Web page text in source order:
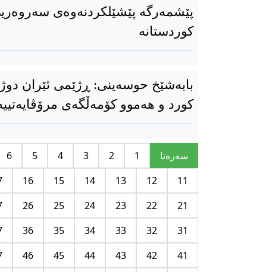
پێشمه‌رگه‌ پێشێلکردنەوەی
کوردستانە
بابەشێخ حوسەینی: ڕژێمی ئێران
کورد و هەموو کۆمەڵگەی
سه‌ره‌تا 1
2
3
4
5
6
11
12
13
14
15
16
21
22
23
24
25
26
31
32
33
34
35
36
41
42
43
44
45
46